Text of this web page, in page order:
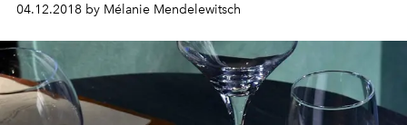
04.12.2018 by Mélanie Mendelewitsch